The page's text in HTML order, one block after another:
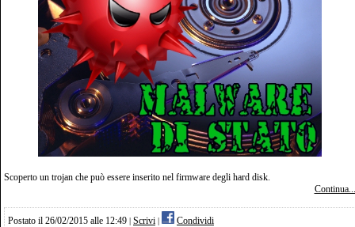
Scoperto un trojan che può essere inserito nel firmware degli hard disk.
Continua...
Postato il 26/02/2015 alle 12:49 Scrivi
Condividi